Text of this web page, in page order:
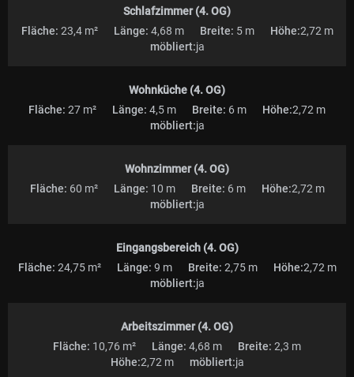
Schlafzimmer (4. OG)
Fläche: 23,4 m² Länge: 4,68 m Breite: 5 m Höhe:2,72 m
möbliert:ja
Wohnküche (4. OG)
Fläche: 27 m² Länge: 4,5 m Breite: 6 m Höhe:2,72 m
möbliert:ja
Wohnzimmer (4. OG)
Fläche: 60 m² Länge: 10 m Breite: 6 m Höhe:2,72 m
möbliert:ja
Eingangsbereich (4. OG)
Fläche: 24,75 m² Länge: 9 m Breite: 2,75 m Höhe:2,72 m
möbliert:ja
Arbeitszimmer (4. OG)
Fläche: 10,76 m² Länge: 4,68 m Breite: 2,3 m
Höhe:2,72 m möbliert:ja